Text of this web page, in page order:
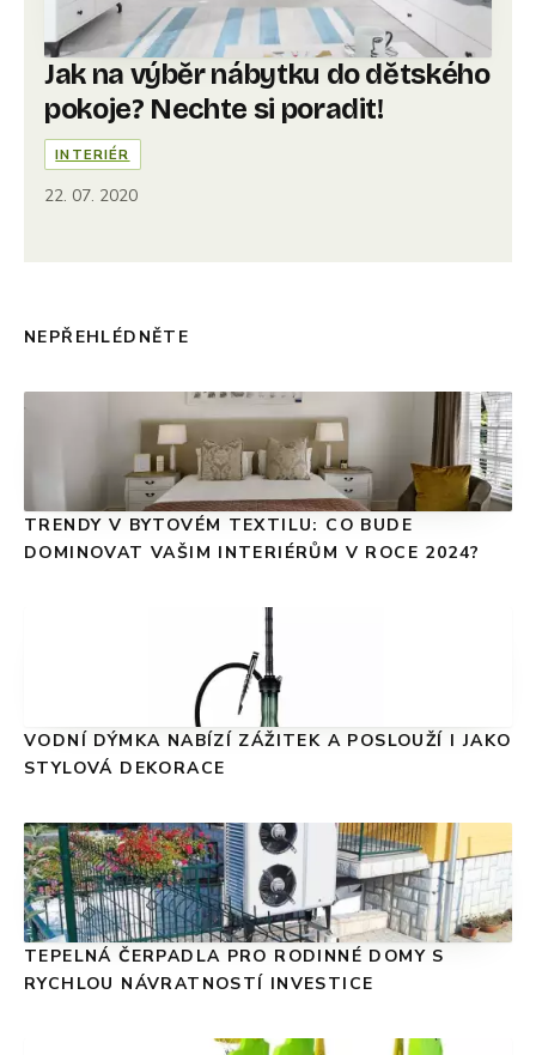
Jak na výběr nábytku do dětského
pokoje? Nechte si poradit!
INTERIÉR
22. 07. 2020
NEPŘEHLÉDNĚTE
TRENDY V BYTOVÉM TEXTILU: CO BUDE
DOMINOVAT VAŠIM INTERIÉRŮM V ROCE 2024?
VODNÍ DÝMKA NABÍZÍ ZÁŽITEK A POSLOUŽÍ I JAKO
STYLOVÁ DEKORACE
TEPELNÁ ČERPADLA PRO RODINNÉ DOMY S
RYCHLOU NÁVRATNOSTÍ INVESTICE